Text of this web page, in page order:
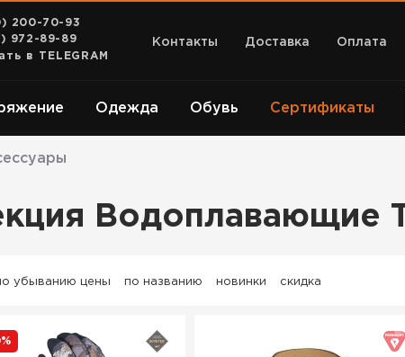
200-70-93
972-89-89
в TELEGRAM
Контакты Доставка Оплата
Одежда Обувь Сертификаты
Водоплавающие
убыванию цены по названию новинки скидка